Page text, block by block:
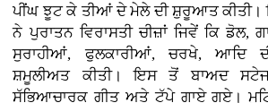
ਪੀਂਘ ਝੂਟ ਕੇ ਤੀਆਂ ਦੇ ਮੇਲੇ ਦੀ ਸ਼ੁਰੂਆਤ ਕੀਤੀ।
ਨੇ ਪੁਰਾਤਨ ਵਿਰਾਸਤੀ ਚੀਜ਼ਾਂ ਜਿਵੇਂ ਕਿ ਡੋਲ,
ਸੁਰਾਹੀਆਂ, ਫੁਲਕਾਰੀਆਂ, ਚਰਖੇ, ਆਦਿ
ਸ਼ਮੂਲੀਅਤ ਕੀਤੀ। ਇਸ ਤੋਂ ਬਾਅਦ
ਸੱਭਿਆਚਾਰਕ ਗੀਤ ਅਤੇ ਟੱਪੇ ਗਾਏ ਗਏ।